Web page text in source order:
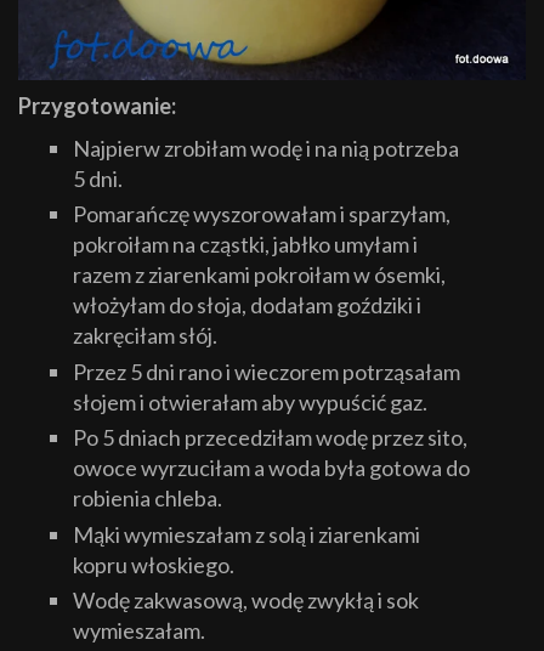
Przygotowanie:
Najpierw zrobiłam wodę i na nią potrzeba
5 dni.
Pomarańczę wyszorowałam i sparzyłam,
pokroiłam na cząstki, jabłko umyłam i
razem z ziarenkami pokroiłam w ósemki,
włożyłam do słoja, dodałam goździki i
zakręciłam słój.
Przez 5 dni rano i wieczorem potrząsałam
słojem i otwierałam aby wypuścić gaz.
Po 5 dniach przecedziłam wodę przez sito,
owoce wyrzuciłam a woda była gotowa do
robienia chleba.
Mąki wymieszałam z solą i ziarenkami
kopru włoskiego.
Wodę zakwasową, wodę zwykłą i sok
wymieszałam.